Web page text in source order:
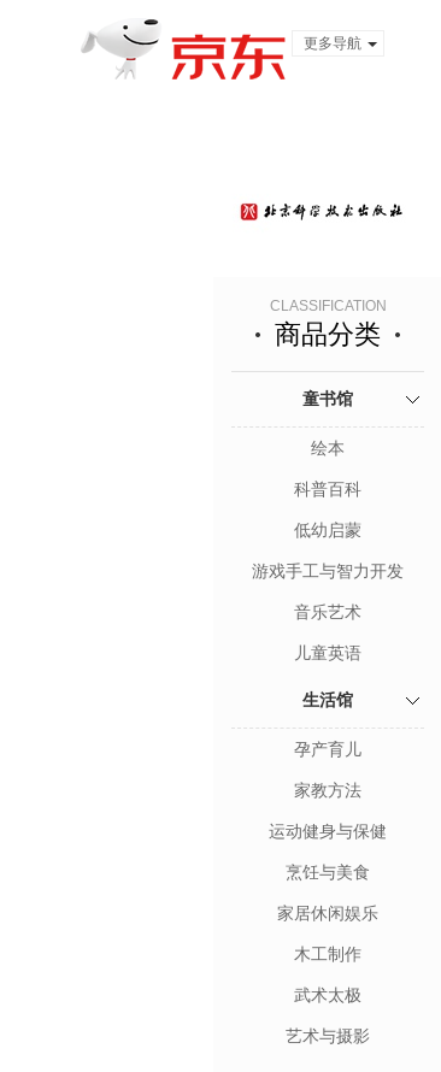
更多导航
CLASSIFICATION
商品分类
童书馆
绘本
科普百科
低幼启蒙
游戏手工与智力开发
音乐艺术
儿童英语
生活馆
孕产育儿
家教方法
运动健身与保健
烹饪与美食
家居休闲娱乐
木工制作
武术太极
艺术与摄影